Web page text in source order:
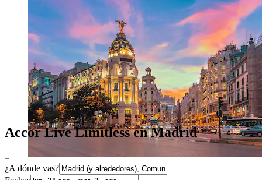
Accor Live Limitless en Madrid
¿A dónde vas?